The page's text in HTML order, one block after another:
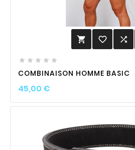
 favorite_border 
    
COMBINAISON HOMME BASIC
45,00 €Prix